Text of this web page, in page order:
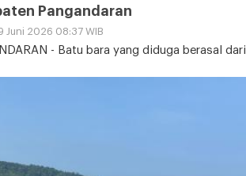
Pangandaran
Juni 2026 08:37 WIB
- Batu bara yang diduga berasal dari